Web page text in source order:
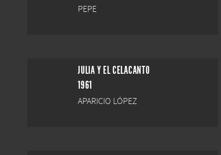
PEPE
JULIA Y EL CELACANTO
1961
APARICIO LÓPEZ